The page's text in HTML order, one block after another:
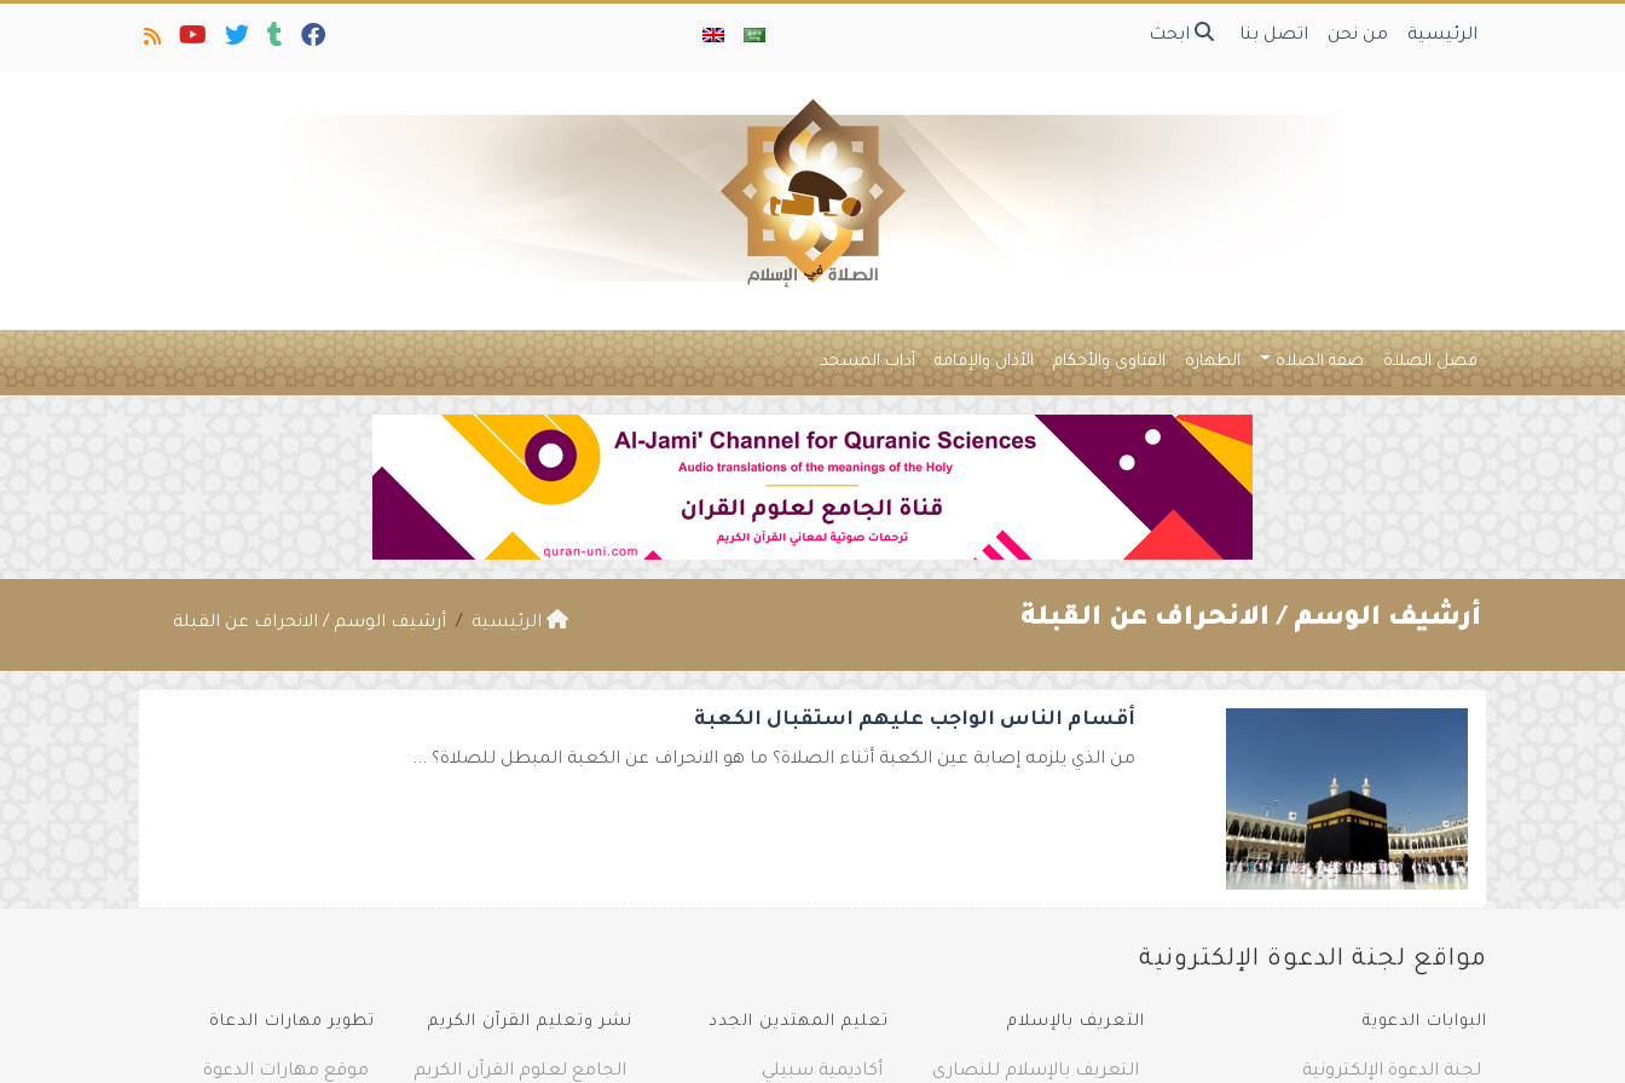
الرئيسية من نحن اتصل بنا ابحث
فضل الصلاة صفة الصلاة الطهارة الفتاوى والأحكام الأذان والإقامة آداب المسجد
أرشيف الوسم / الانحراف عن القبلة الرئيسية أرشيف الوسم / الانحراف عن القبلة
أقسام الناس الواجب عليهم استقبال الكعبة
من الذي يلزمه إصابة عين الكعبة أثناء الصلاة؟ ما هو الانحراف عن الكعبة المبطل للصلاة؟ ...
مواقع لجنة الدعوة الإلكترونية
البوابات الدعوية
لجنة الدعوة الإلكترونية
التعريف بالإسلام
التعريف بالإسلام للنصارى
تعليم المهتدين الجدد
أكاديمية سبيلي
نشر وتعليم القرآن الكريم
الجامع لعلوم القرآن الكريم
تطوير مهارات الدعاة
موقع مهارات الدعوة